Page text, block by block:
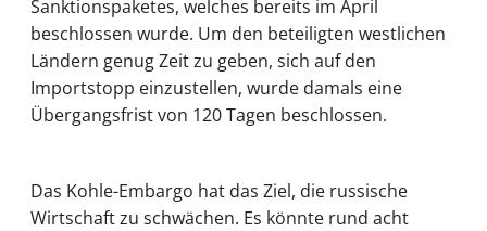
Sanktionspaketes, welches bereits im April
beschlossen wurde. Um den beteiligten westlichen
Ländern genug Zeit zu geben, sich auf den
Importstopp einzustellen, wurde damals eine
Übergangsfrist von 120 Tagen beschlossen.
Das Kohle-Embargo hat das Ziel, die russische
Wirtschaft zu schwächen. Es könnte rund acht